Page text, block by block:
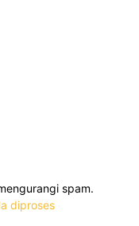
spam.
diproses